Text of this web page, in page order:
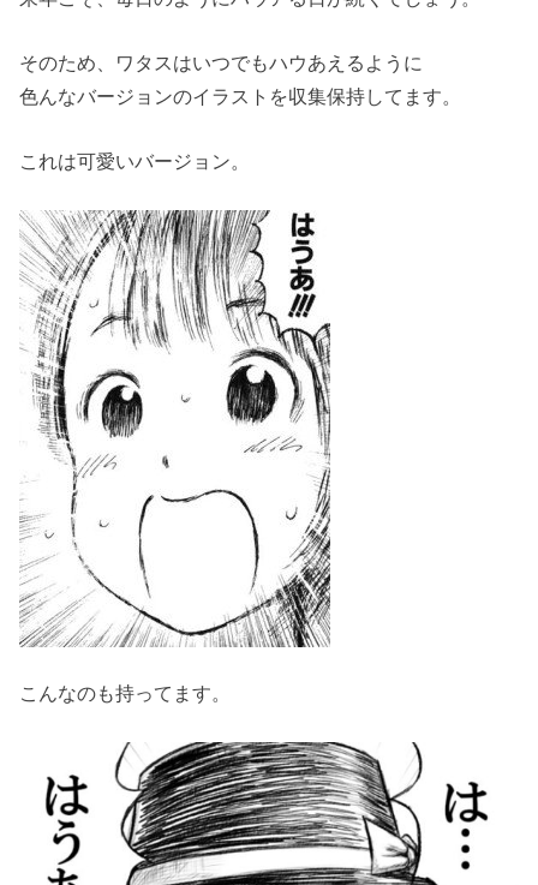
そのため、ワタスはいつでもハウあえるように
色んなバージョンのイラストを収集保持してます。
これは可愛いバージョン。
こんなのも持ってます。